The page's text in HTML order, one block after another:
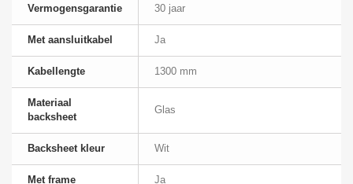
Vermogensgarantie 30 jaar
Met aansluitkabel Ja
Kabellengte 1300 mm
Materiaal
backsheet
Glas
Backsheet kleur Wit
Met frame Ja